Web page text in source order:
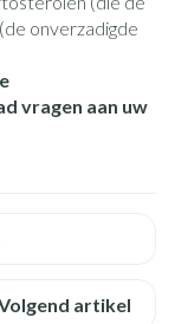
onverzadigde
vragen aan uw
artikel